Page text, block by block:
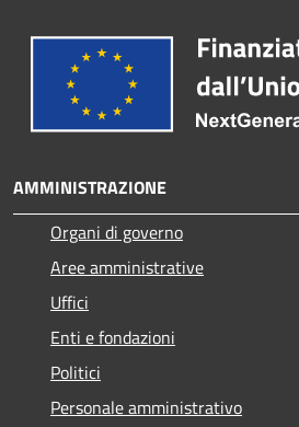
AMMINISTRAZIONE
Organi di governo
Aree amministrative
Uffici
Enti e fondazioni
Politici
Personale amministrativo